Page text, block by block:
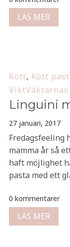
LÄS MER
Kött, Kött
Linguini
27 januari, 2017
Fredagsfeeling
mamma år så
haft möjlighet
pasta med ett
0 kommentarer
LÄS MER